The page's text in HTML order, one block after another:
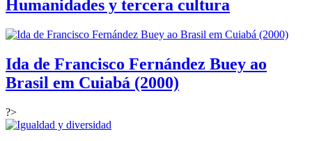
Humanidades y tercera cultura
Ida de Francisco Fernández Buey ao
Brasil em Cuiabá (2000)
?>